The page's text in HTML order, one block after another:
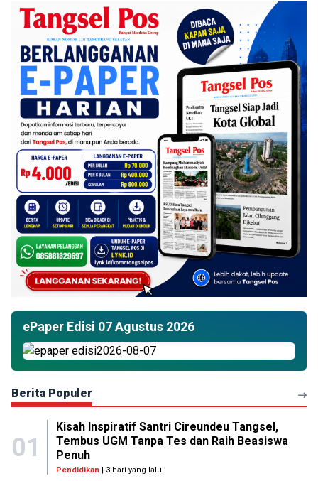
ePaper Edisi 07 Agustus 2026
Berita Populer
01
Kisah Inspiratif Santri Cireundeu Tangsel,
Tembus UGM Tanpa Tes dan Raih Beasiswa
Penuh
Pendidikan | 3 hari yang lalu